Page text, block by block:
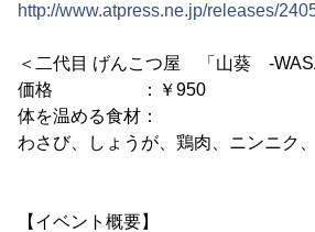
http://www.atpress.ne.jp/releases/
＜二代目 げんこつ屋 「山葵 -
価格 ：￥950
体を温める食材：
わさび、しょうが、鶏肉、ニンニク
【イベント概要】